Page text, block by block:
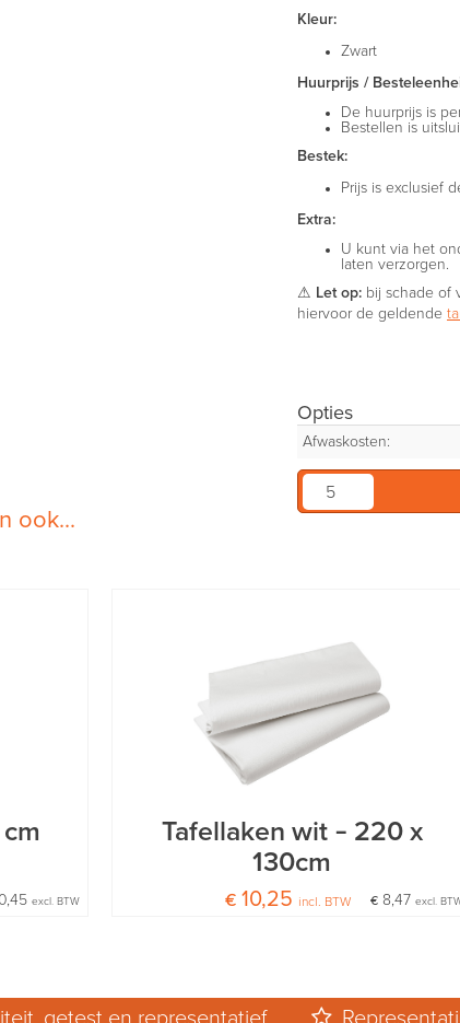
Kleur:
Zwart
Huurprijs /
De huurprijs is
Bestellen is
Bestek:
Prijs is exclusief
Extra:
U kunt via het
laten verzorgen.
⚠ Let op: bij schade of
hiervoor de geldende
Opties
Afwaskosten:
ook...
excl. BTW
Tafellaken wit – 220 x
130cm
€ 8,47excl.
€ 10,25 incl. BTW
getest en representatief.